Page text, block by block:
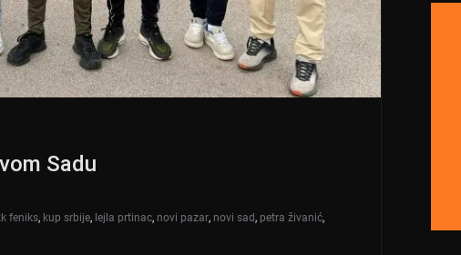
Sadu
feniks, kup srbije, lejla prtinac, novi pazar, novi sad, petra živanić,